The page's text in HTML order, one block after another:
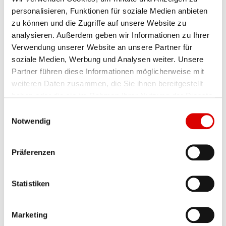
personalisieren, Funktionen für soziale Medien anbieten
zu können und die Zugriffe auf unsere Website zu
analysieren. Außerdem geben wir Informationen zu Ihrer
Verwendung unserer Website an unsere Partner für
soziale Medien, Werbung und Analysen weiter. Unsere
Partner führen diese Informationen möglicherweise mit
weiteren Daten zusammen, die Sie ihnen bereitgestellt
Notwendig
Präferenzen
Statistiken
Marketing